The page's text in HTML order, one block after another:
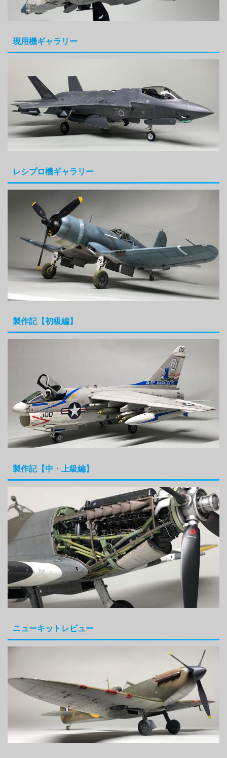
現用機ギャラリー
レシプロ機ギャラリー
製作記【初級編】
製作記【中・上級編】
ニューキットレビュー